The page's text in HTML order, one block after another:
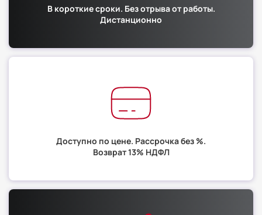
В короткие сроки. Без отрыва от работы.
Дистанционно
Доступно по цене. Рассрочка без %.
Возврат 13% НДФЛ